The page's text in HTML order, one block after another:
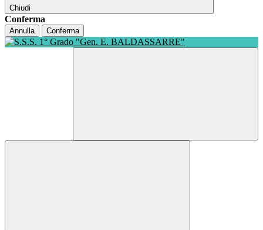
Chiudi
Conferma
Annulla Conferma